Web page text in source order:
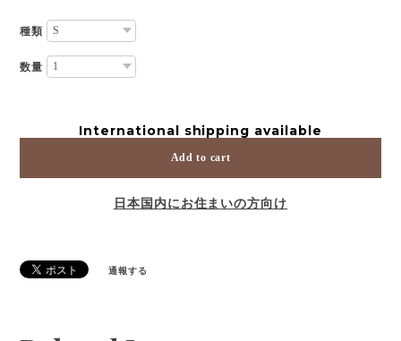
種類
数量
International shipping available
Add to cart
日本国内にお住まいの方向け
通報する